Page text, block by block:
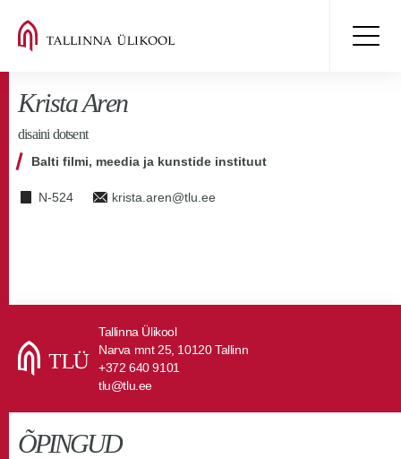
Krista Aren
disaini dotsent
Balti filmi, meedia ja kunstide instituut
N-524 krista.aren@tlu.ee
Tallinna Ülikool
Narva mnt 25, 10120 Tallinn
+372 640 9101
tlu@tlu.ee
ÕPINGUD